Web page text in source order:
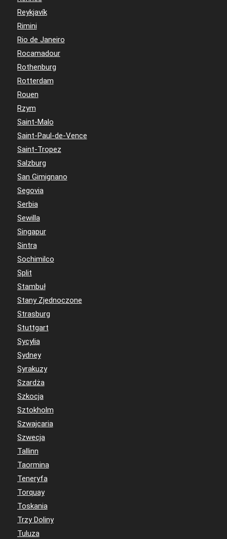
Reykjavík
Rimini
Rio de Janeiro
Rocamadour
Rothenburg
Rotterdam
Rouen
Rzym
Saint-Malo
Saint-Paul-de-Vence
Saint-Tropez
Salzburg
San Gimignano
Segovia
Serbia
Sewilla
Singapur
Sintra
Sochimilco
Split
Stambuł
Stany Zjednoczone
Strasburg
Stuttgart
Sycylia
Sydney
Syrakuzy
Szardża
Szkocja
Sztokholm
Szwajcaria
Szwecja
Tallinn
Taormina
Teneryfa
Torquay
Toskania
Trzy Doliny
Tuluza